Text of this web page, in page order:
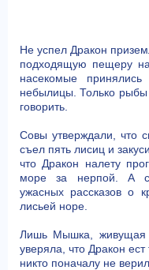
Не успел Дракон
подходящую пещеру
насекомые принялись
небылицы. Только
говорить.
Совы утверждали, что
съел пять лисиц и
что Дракон налету
море за нерпой. А
ужасных рассказов о
лисьей норе.
Лишь Мышка, живущая
уверяла, что Дракон
никто поначалу не